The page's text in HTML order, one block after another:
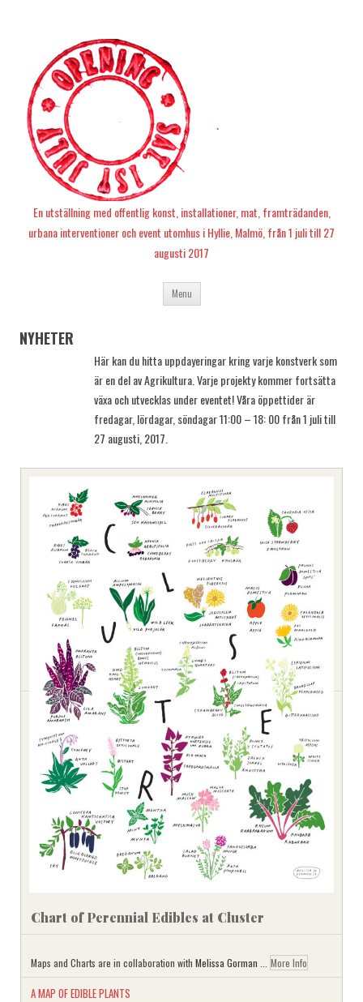
En utställning med offentlig konst, installationer, mat, framträdanden,
urbana interventioner och event utomhus i Hyllie, Malmö, från 1 juli till 27
augusti 2017
Menu Skip
content
NYHETER
Här kan du hitta uppdayeringar kring varje konstverk som
är en del av Agrikultura. Varje projekty kommer fortsätta
växa och utvecklas under eventet! Våra öppettider är
fredagar, lördagar, söndagar 11:00 – 18: 00 från 1 juli till
27 augusti, 2017.
Chart of Perennial Edibles at Cluster
Maps and Charts are in collaboration with Melissa Gorman More Info
A MAP OF EDIBLE PLANTS